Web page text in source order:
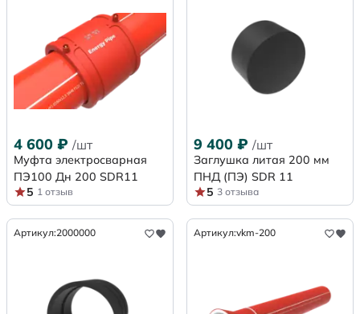
4 600 ₽ /шт
Муфта электросварная
ПЭ100 Дн 200 SDR11
5 1 отзыв
9 400 ₽ /шт
Заглушка литая 200 мм
ПНД (ПЭ) SDR 11
5 3 отзыва
Артикул:2000000 Артикул:vkm-200